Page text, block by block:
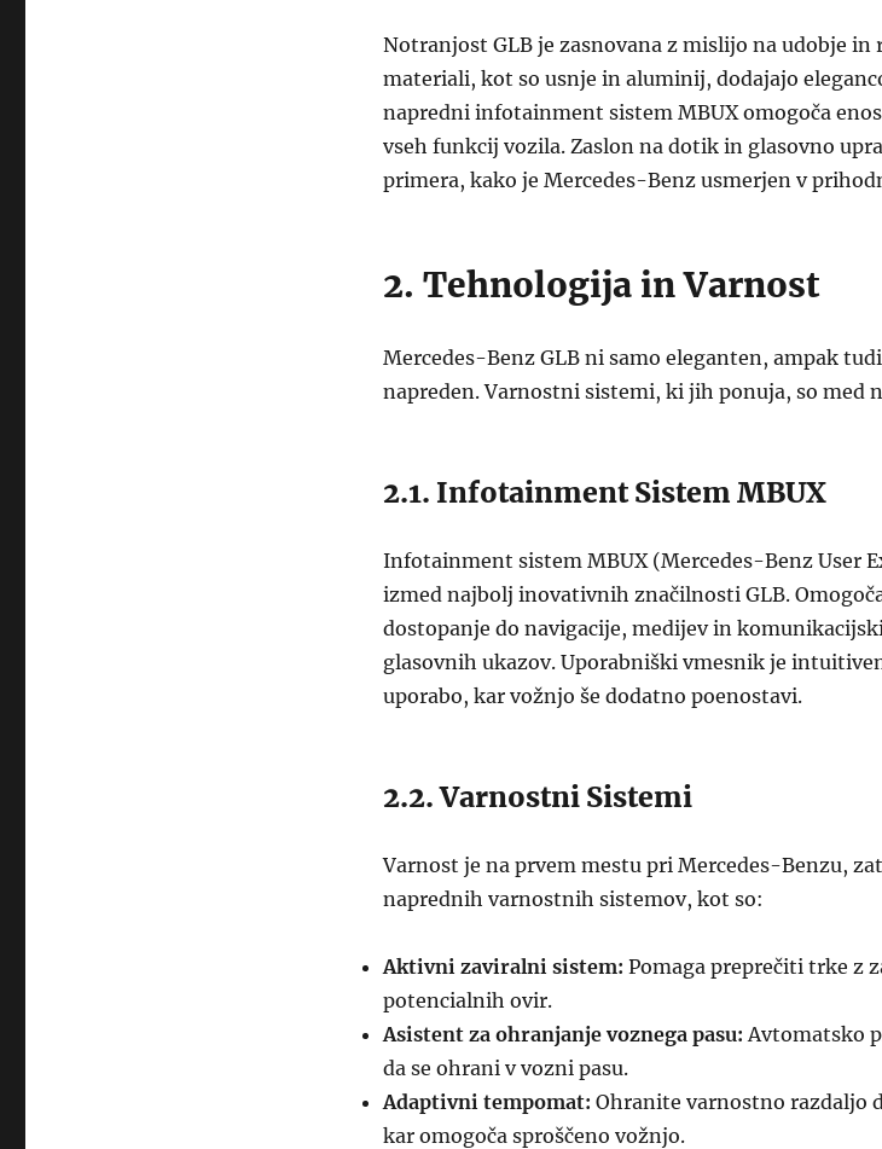
Notranjost GLB je zasnovana z mislijo na udobje
materiali, kot so usnje in aluminij, dodajajo
napredni infotainment sistem MBUX omogoča
vseh funkcij vozila. Zaslon na dotik in glasovno
primera, kako je Mercedes-Benz usmerjen v
2. Tehnologija in Varnost
Mercedes-Benz GLB ni samo eleganten, ampak
napreden. Varnostni sistemi, ki jih ponuja, so med
2.1. Infotainment Sistem MBUX
Infotainment sistem MBUX (Mercedes-Benz User
izmed najbolj inovativnih značilnosti GLB.
dostopanje do navigacije, medijev in
glasovnih ukazov. Uporabniški vmesnik je
uporabo, kar vožnjo še dodatno poenostavi.
2.2. Varnostni Sistemi
Varnost je na prvem mestu pri Mercedes-Benzu,
naprednih varnostnih sistemov, kot so:
Aktivni zaviralni sistem: Pomaga preprečiti trke z
potencialnih ovir.
Asistent za ohranjanje voznega pasu: Avtomatsko
da se ohrani v vozni pasu.
Adaptivni tempomat: Ohranite varnostno razdaljo
kar omogoča sproščeno vožnjo.